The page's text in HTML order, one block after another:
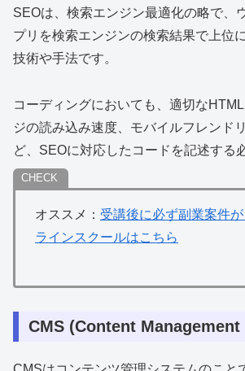
SEOは、検索エンジン最適化の略で、
プリを検索エンジンの検索結果で上位
技術や手法です。
コーディングにおいても、適切な
ジの読み込み速度、モバイルフレンド
ど、SEOに対応したコードを記述する
オススメ： 受講後に必ず副業案件
ラインスクールはこちら
CMS (Content Management